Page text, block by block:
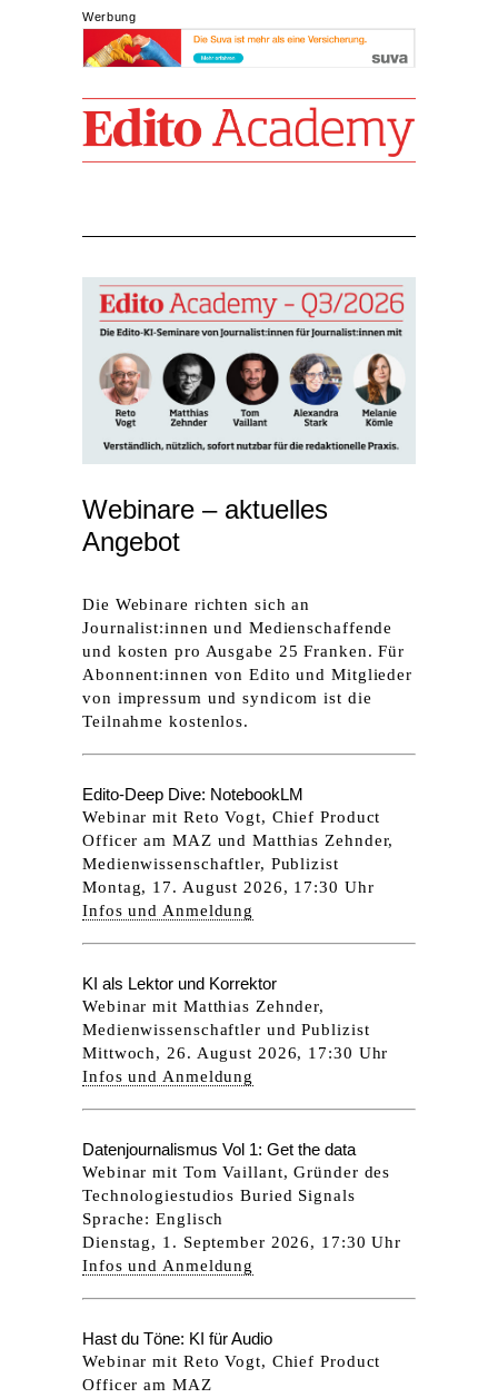
Werbung
Webinare – aktuelles
Angebot
Die Webinare richten sich an
Journalist:innen und Medienschaffende
und kosten pro Ausgabe 25 Franken. Für
Abonnent:innen von Edito und Mitglieder
von impressum und syndicom ist die
Teilnahme kostenlos.
Edito-Deep Dive: NotebookLM
Webinar mit Reto Vogt, Chief Product
Officer am MAZ und Matthias Zehnder,
Medienwissenschaftler, Publizist
Montag, 17. August 2026, 17:30 Uhr
Infos und Anmeldung
KI als Lektor und Korrektor
Webinar mit Matthias Zehnder,
Medienwissenschaftler und Publizist
Mittwoch, 26. August 2026, 17:30 Uhr
Infos und Anmeldung
Datenjournalismus Vol 1: Get the data
Webinar mit Tom Vaillant, Gründer des
Technologiestudios Buried Signals
Sprache: Englisch
Dienstag, 1. September 2026, 17:30 Uhr
Infos und Anmeldung
Hast du Töne: KI für Audio
Webinar mit Reto Vogt, Chief Product
Officer am MAZ